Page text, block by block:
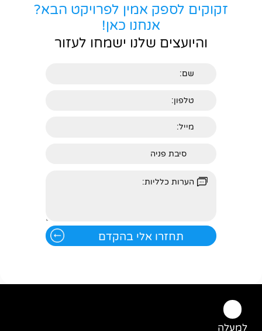
זקוקים לספק אמין לפרויקט הבא?
אנחנו כאן!
והיועצים שלנו ישמחו לעזור
למעלה